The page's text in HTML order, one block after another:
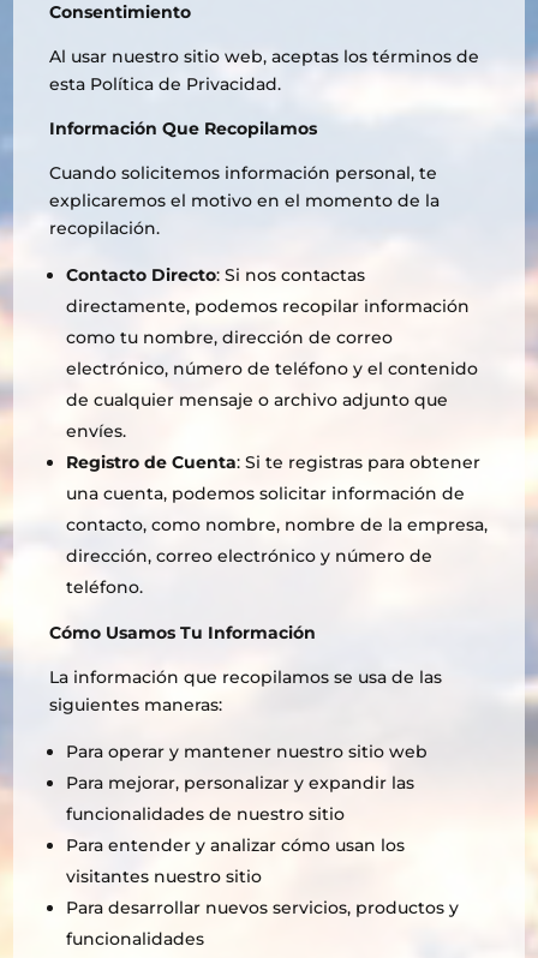
Consentimiento
Al usar nuestro sitio web, aceptas los términos de
esta Política de Privacidad.
Información Que Recopilamos
Cuando solicitemos información personal, te
explicaremos el motivo en el momento de la
recopilación.
Contacto Directo: Si nos contactas
directamente, podemos recopilar información
como tu nombre, dirección de correo
electrónico, número de teléfono y el contenido
de cualquier mensaje o archivo adjunto que
envíes.
Registro de Cuenta: Si te registras para obtener
una cuenta, podemos solicitar información de
contacto, como nombre, nombre de la empresa,
dirección, correo electrónico y número de
teléfono.
Cómo Usamos Tu Información
La información que recopilamos se usa de las
siguientes maneras:
Para operar y mantener nuestro sitio web
Para mejorar, personalizar y expandir las
funcionalidades de nuestro sitio
Para entender y analizar cómo usan los
visitantes nuestro sitio
Para desarrollar nuevos servicios, productos y
funcionalidades